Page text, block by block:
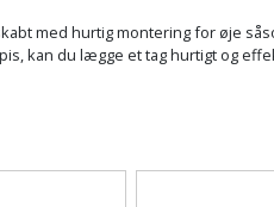
med hurtig montering for øje
kan du lægge et tag hurtigt og